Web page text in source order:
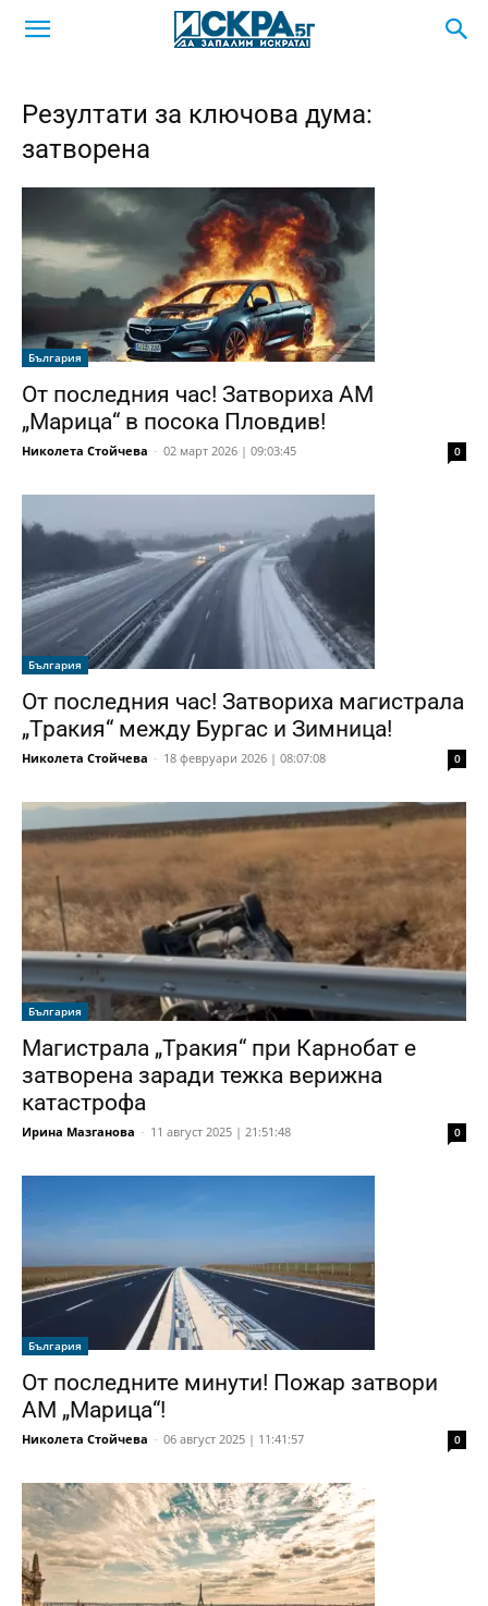
Резултати за ключова дума:
затворена
България
От последния час! Затвориха АМ
„Марица“ в посока Пловдив!
Николета Стойчева - 02 март 2026 | 09:03:45 0
България
От последния час! Затвориха магистрала
„Тракия“ между Бургас и Зимница!
Николета Стойчева - 18 февруари 2026 | 08:07:08 0
България
Магистрала „Тракия“ при Карнобат е
затворена заради тежка верижна
катастрофа
Ирина Мазганова - 11 август 2025 | 21:51:48 0
България
От последните минути! Пожар затвори
АМ „Марица“!
Николета Стойчева - 06 август 2025 | 11:41:57 0